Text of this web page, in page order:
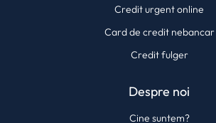
Credit urgent online
Card de credit nebancar
Credit fulger
Despre noi
Cine suntem?